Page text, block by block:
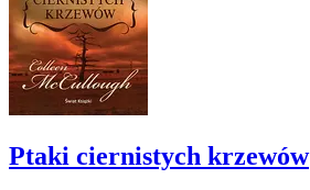
Ptaki ciernistych krzewów